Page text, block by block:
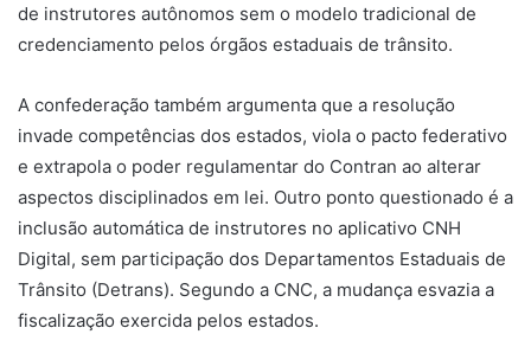
de instrutores autônomos sem o modelo tradicional de
credenciamento pelos órgãos estaduais de trânsito.
A confederação também argumenta que a resolução
invade competências dos estados, viola o pacto federativo
e extrapola o poder regulamentar do Contran ao alterar
aspectos disciplinados em lei. Outro ponto questionado é a
inclusão automática de instrutores no aplicativo CNH
Digital, sem participação dos Departamentos Estaduais de
Trânsito (Detrans). Segundo a CNC, a mudança esvazia a
fiscalização exercida pelos estados.